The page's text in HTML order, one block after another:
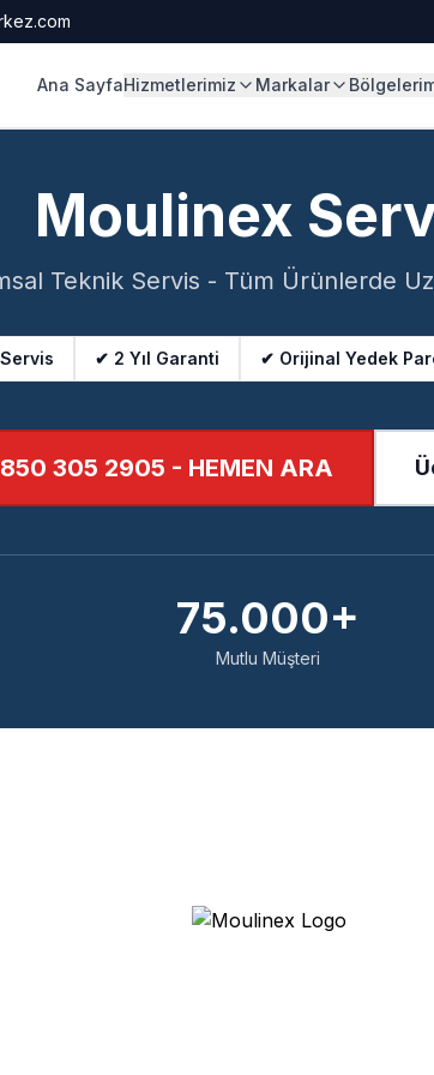
Ana SayfaHizmetlerimiz Markalar
Moulinex
Teknik Servis - Tüm Ürünlerde
✔ 2 Yıl Garanti ✔ Orijinal Yedek
305 2905 - HEMEN ARA
75.000+
Mutlu Müşteri